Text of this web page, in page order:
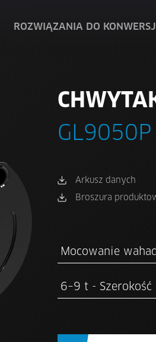
ROZWIĄZANIA DO
GL9050P
Arkusz danych
Broszura
Mocowanie